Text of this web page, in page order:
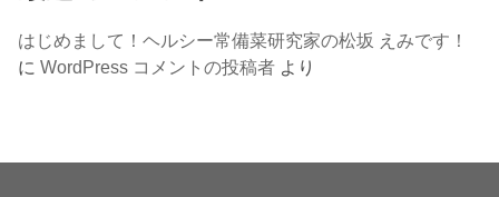
はじめまして！ヘルシー常備菜研究家の松坂 えみです！
にWordPress コメントの投稿者 より